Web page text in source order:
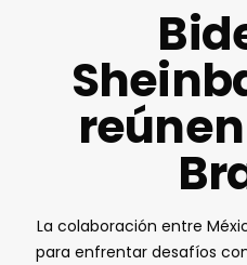
La colaboración entre
para enfrentar desafíos